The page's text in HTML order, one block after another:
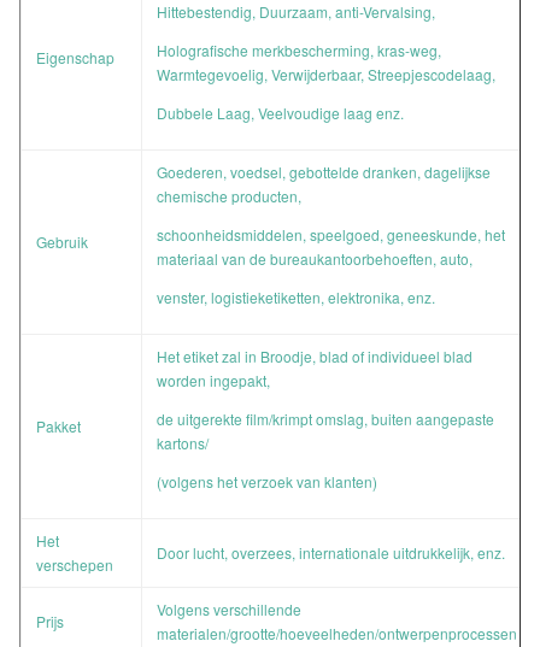
Eigenschap
Hittebestendig, Duurzaam, anti-Vervalsing,
Holografische merkbescherming, kras-weg,
Warmtegevoelig, Verwijderbaar, Streepjescodelaag,
Dubbele Laag, Veelvoudige laag enz.
Gebruik
Goederen, voedsel, gebottelde dranken, dagelijkse
chemische producten,
schoonheidsmiddelen, speelgoed, geneeskunde, het
materiaal van de bureaukantoorbehoeften, auto,
venster, logistieketiketten, elektronika, enz.
Pakket
Het etiket zal in Broodje, blad of individueel blad
worden ingepakt,
de uitgerekte film/krimpt omslag, buiten aangepaste
kartons/
(volgens het verzoek van klanten)
Het
verschepen
Door lucht, overzees, internationale uitdrukkelijk, enz.
Prijs
Volgens verschillende
materialen/grootte/hoeveelheden/ontwerpenprocessen